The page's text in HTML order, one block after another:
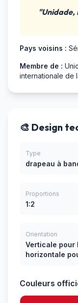
"Unidade,
Pays voisins :
Membre de :
internationale de
🎨 Design
Type
drapeau à
Proportions
1:2
Orientation
Verticale pour
horizontale
Couleurs